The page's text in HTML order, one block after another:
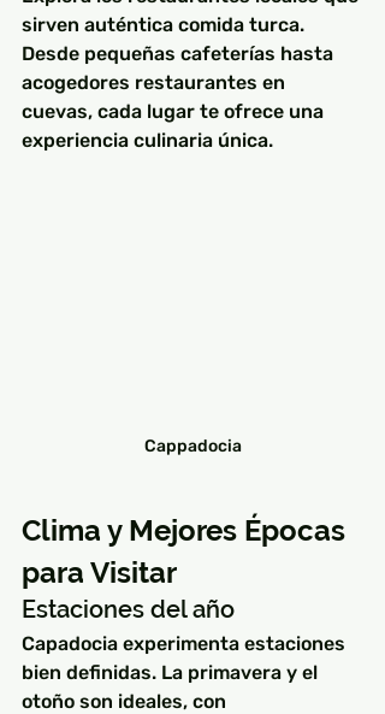
sirven auténtica comida turca.
Desde pequeñas cafeterías hasta
acogedores restaurantes en
cuevas, cada lugar te ofrece una
experiencia culinaria única.
Cappadocia
Clima y Mejores Épocas
para Visitar
Estaciones del año
Capadocia experimenta estaciones
bien definidas. La primavera y el
otoño son ideales, con